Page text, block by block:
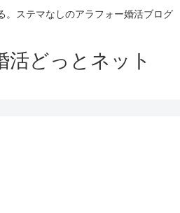
。ステマなしのアラフォー婚活ブログ
活どっとネット